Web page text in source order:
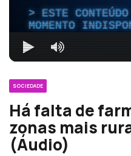
ESTE
MOMENTO
SOCIEDADE
Há falta de
zonas mais
(Áudio)